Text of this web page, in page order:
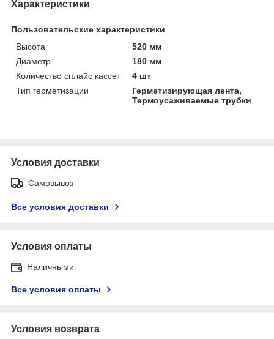
Характеристики
Пользовательские характеристики
Высота
520 мм
Диаметр
180 мм
Количество сплайс кассет
4 шт
Тип герметизации
Герметизирующая лента,
Термоусаживаемые трубки
Условия доставки
Самовывоз
Все условия доставки
Условия оплаты
Наличными
Все условия оплаты
Условия возврата